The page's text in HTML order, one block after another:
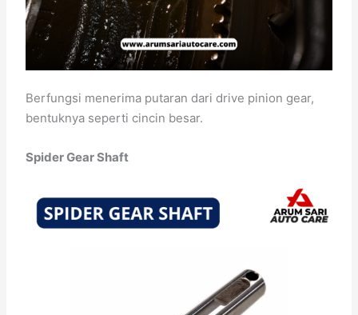
Berfungsi menerima putaran dari drive pinion gear,
bentuknya seperti cincin besar.
Spider Gear Shaft